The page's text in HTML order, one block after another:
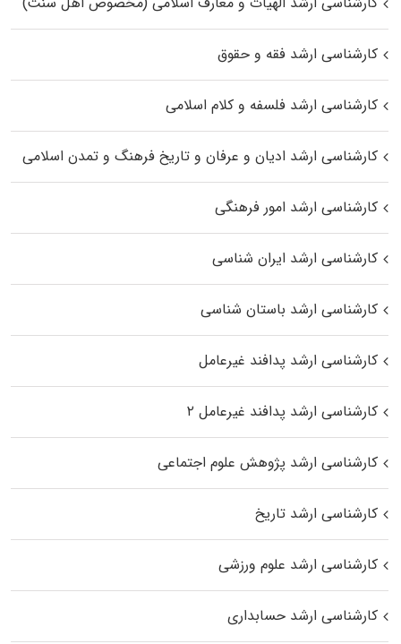
کارشناسی ارشد فقه و حقوق
کارشناسی ارشد فلسفه و کلام اسلامی
کارشناسی ارشد ادیان و عرفان و تاریخ فرهنگ و تمدن اسلامی
کارشناسی ارشد امور فرهنگی
کارشناسی ارشد ایران شناسی
کارشناسی ارشد باستان شناسی
کارشناسی ارشد پدافند غیرعامل
کارشناسی ارشد پدافند غیرعامل ۲
کارشناسی ارشد پژوهش علوم اجتماعی
کارشناسی ارشد تاریخ
کارشناسی ارشد علوم ورزشی
کارشناسی ارشد حسابداری